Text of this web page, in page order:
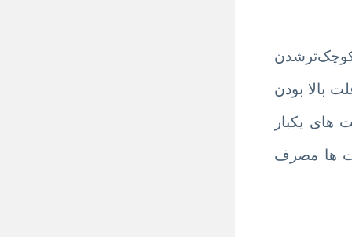
کوچک‌ترشدن
بالا بودن
یکبار
ها مصرف